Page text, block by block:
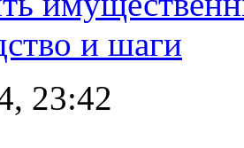
и шаги
23:42